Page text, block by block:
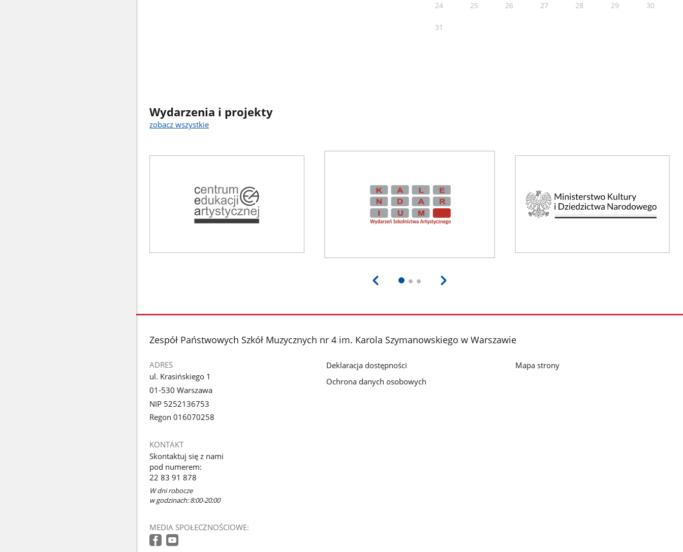
24 25 26 27 28 29 30
31
Wydarzenia i projekty
zobacz wszystkie
stopka
Zespół Państwowych Szkół Muzycznych nr 4 im. Karola Szymanowskiego w Warszawie
ADRES
ul. Krasińskiego 1
01-530 Warszawa
NIP 5252136753
Regon 016070258
KONTAKT
Skontaktuj się z nami
pod numerem:
22 83 91 878
W dni robocze
w godzinach: 8:00-20:00
MEDIA SPOŁECZNOŚCIOWE:
Deklaracja dostępności
Ochrona danych osobowych
Mapa strony